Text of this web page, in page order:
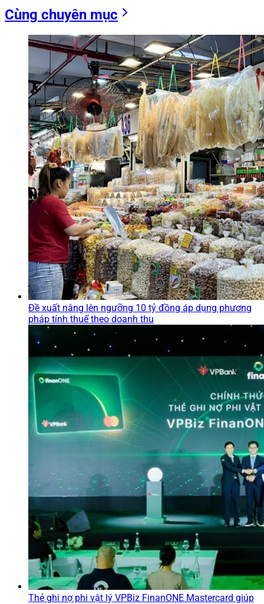
Cùng chuyên mục
Đề xuất nâng lên ngưỡng 10 tỷ đồng áp dụng phương
pháp tính thuế theo doanh thu
Thẻ ghi nợ phi vật lý VPBiz FinanONE Mastercard giúp